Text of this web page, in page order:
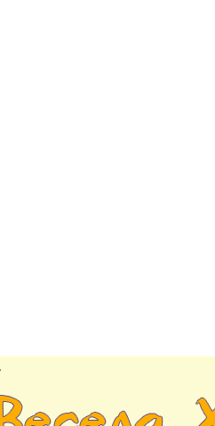
смешные истории,
карикатуры, шаржи, стихи,